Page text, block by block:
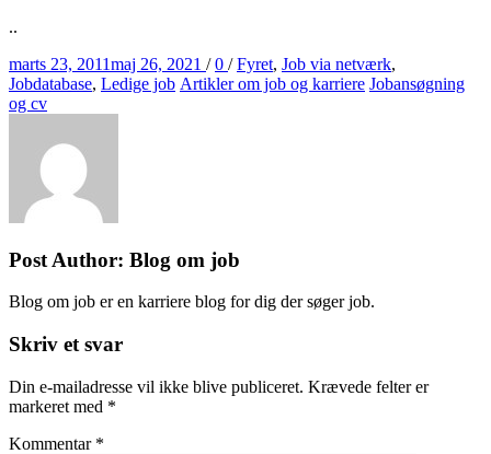
..
Posted
on
marts 23, 2011maj 26, 2021 / 0 / Tags
Fyret, Job via netværk,
Jobdatabase, Ledige job Categories
Artikler om job og karriere Jobansøgning
og cv
Post Author: Blog om job
Blog om job er en karriere blog for dig der søger job.
Skriv et svar
Din e-mailadresse vil ikke blive publiceret. Krævede felter er
markeret med *
Kommentar *